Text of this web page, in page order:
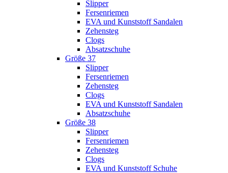
Slipper
Fersenriemen
EVA und Kunststoff Sandalen
Zehensteg
Clogs
Absatzschuhe
Größe 37
Slipper
Fersenriemen
Zehensteg
Clogs
EVA und Kunststoff Sandalen
Absatzschuhe
Größe 38
Slipper
Fersenriemen
Zehensteg
Clogs
EVA und Kunststoff Schuhe